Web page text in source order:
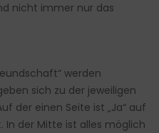
nicht immer nur das
werden
sich zu der jeweiligen
der einen Seite ist „Ja“ auf
In der Mitte ist alles möglich